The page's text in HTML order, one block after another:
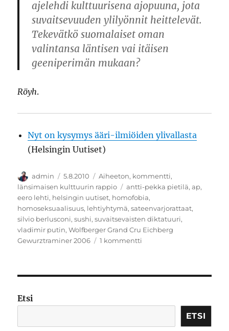
ajelehdi kulttuurisena ajopuuna, jota
suvaitsevuuden ylilyönnit heittelevät.
Tekevätkö suomalaiset oman
valintansa läntisen vai itäisen
geeniperimän mukaan?
Röyh.
Nyt on kysymys ääri-ilmiöiden ylivallasta
(Helsingin Uutiset)
Kirjoittaja
admin Julkaistu
5.8.2010 Kategoriat
Aiheeton, kommentti,
länsimaisen kulttuurin rappio
Avainsanat
antti-pekka pietilä,ap,
eero lehti, helsingin uutiset, homofobia,
homoseksuaalisuus, lehtiyhtymä,sateenvarjorattaat,
silvio berlusconi,sushi,suvaitsevaisten diktatuuri,
vladimir putin,Wolfberger Grand Cru Eichberg
Gewurztraminer 2006
1 kommentti
Etsi
ETSI